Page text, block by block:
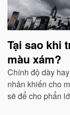
Tại sao khi
màu xám?
Chính độ dày
nhân khiến cho
sẽ để cho phẩn